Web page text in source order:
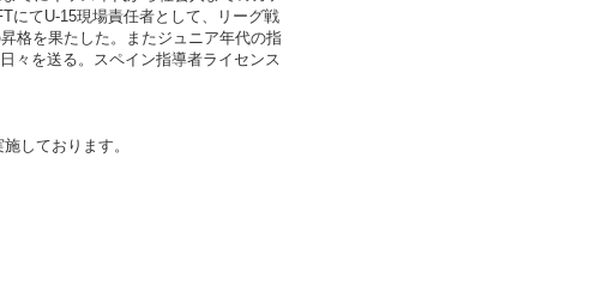
にてU-15現場責任者として、リーグ戦
格を果たした。またジュニア年代の指
々を送る。スペイン指導者ライセンス
しております。